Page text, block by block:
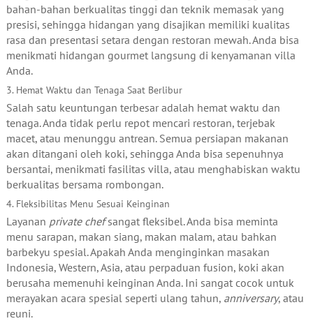
bahan-bahan berkualitas tinggi dan teknik memasak yang
presisi, sehingga hidangan yang disajikan memiliki kualitas
rasa dan presentasi setara dengan restoran mewah. Anda bisa
menikmati hidangan gourmet langsung di kenyamanan villa
Anda.
3. Hemat Waktu dan Tenaga Saat Berlibur
Salah satu keuntungan terbesar adalah hemat waktu dan
tenaga. Anda tidak perlu repot mencari restoran, terjebak
macet, atau menunggu antrean. Semua persiapan makanan
akan ditangani oleh koki, sehingga Anda bisa sepenuhnya
bersantai, menikmati fasilitas villa, atau menghabiskan waktu
berkualitas bersama rombongan.
4. Fleksibilitas Menu Sesuai Keinginan
Layanan private chefsangat fleksibel. Anda bisa meminta
menu sarapan, makan siang, makan malam, atau bahkan
barbekyu spesial. Apakah Anda menginginkan masakan
Indonesia, Western, Asia, atau perpaduan fusion, koki akan
berusaha memenuhi keinginan Anda. Ini sangat cocok untuk
merayakan acara spesial seperti ulang tahun, anniversary, atau
reuni.